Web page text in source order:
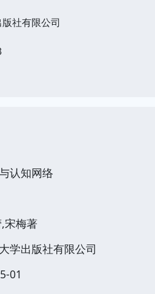
社有限公司
认知网络
宋梅著
学出版社有限公司
01